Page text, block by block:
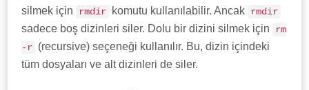
silmek için
rmdir komutu kullanılabilir. Ancak rmdir
sadece boş dizinleri siler. Dolu bir dizini silmek için
rm
-r (recursive) seçeneği kullanılır. Bu, dizin içindeki
tüm dosyaları ve alt dizinleri de siler.